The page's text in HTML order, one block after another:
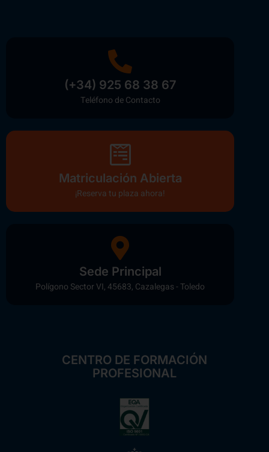
(+34) 925 68 38 67
Teléfono de Contacto
Matriculación Abierta
¡Reserva tu plaza ahora!
Sede Principal
Polígono Sector VI, 45683, Cazalegas - Toledo
CENTRO DE FORMACIÓN
PROFESIONAL